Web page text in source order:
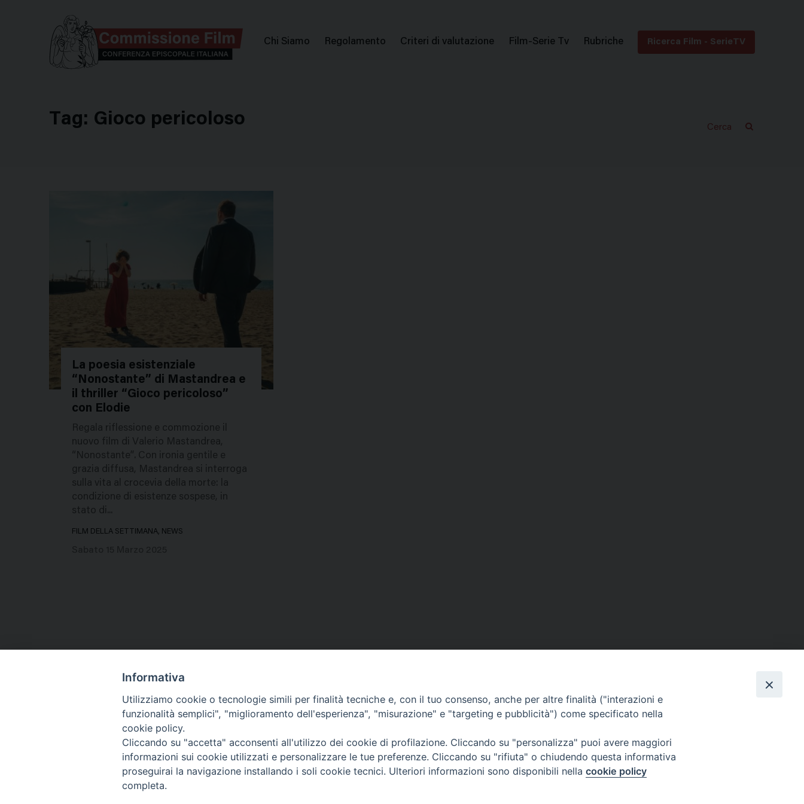
Menu
Chi Siamo Regolamento Criteri di valutazione Film-Serie Tv Rubriche Ricerca Film - SerieTV
Tag: Gioco pericoloso
639226
La poesia esistenziale
“Nonostante” di Mastandrea e
il thriller “Gioco pericoloso”
con Elodie
Regala riflessione e commozione il
nuovo film di Valerio Mastandrea,
“Nonostante”. Con ironia gentile e
grazia diffusa, Mastandrea si interroga
sulla vita al crocevia della morte: la
condizione di esistenze sospese, in
stato di...
FILM DELLA SETTIMANA, NEWS
Contatti & Info
C.ne Aurelia, 50 – 00165 Roma
Credits
Scrivi a: cnvf@chiesacattolica.it
Privacy Policy
Informativa
Utilizziamo cookie o tecnologie simili per finalità tecniche e, con il tuo consenso, anche per altre finalità ("interazioni e
funzionalità semplici", "miglioramento dell'esperienza", "misurazione" e "targeting e pubblicità") come specificato nella
cookie policy.
Cliccando su "accetta" acconsenti all'utilizzo dei cookie di profilazione. Cliccando su "personalizza" puoi avere maggiori
informazioni sui cookie utilizzati e personalizzare le tue preferenze. Cliccando su "rifiuta" o chiudendo questa informativa
proseguirai la navigazione installando i soli cookie tecnici. Ulteriori informazioni sono disponibili nella cookie policy
completa.